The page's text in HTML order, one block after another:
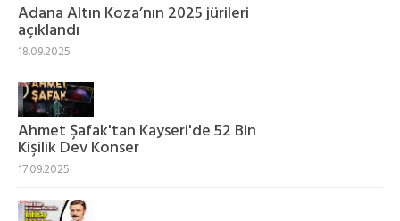
Adana Altın Koza’nın 2025 jürileri
açıklandı
18.09.2025
Ahmet Şafak'tan Kayseri'de 52 Bin
Kişilik Dev Konser
17.09.2025